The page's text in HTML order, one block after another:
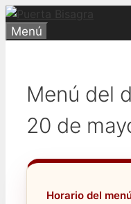
Saltar
alMenú
Menú del
20 de
Horario del